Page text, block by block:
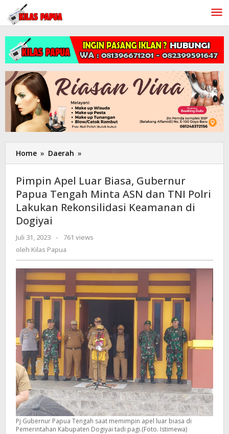
Lewati
konten
Home » Daerah »
Apel
Biasa,
Gubernur
Papua
ASN
TNI
Polri
Lakukan
Rekonsilidasi
Keamanan
Dogiyai
Pimpin Apel Luar Biasa, Gubernur
Papua Tengah Minta ASN dan TNI Polri
Lakukan Rekonsilidasi Keamanan di
Dogiyai
Juli 31, 2023
oleh
Kilas
-
761 views
oleh Kilas Papua
Pj Gubernur Papua Tengah saat memimpin apel luar biasa di
Pemerintahan Kabupaten Dogiyai tadi pagi.(Foto. Istimewa)